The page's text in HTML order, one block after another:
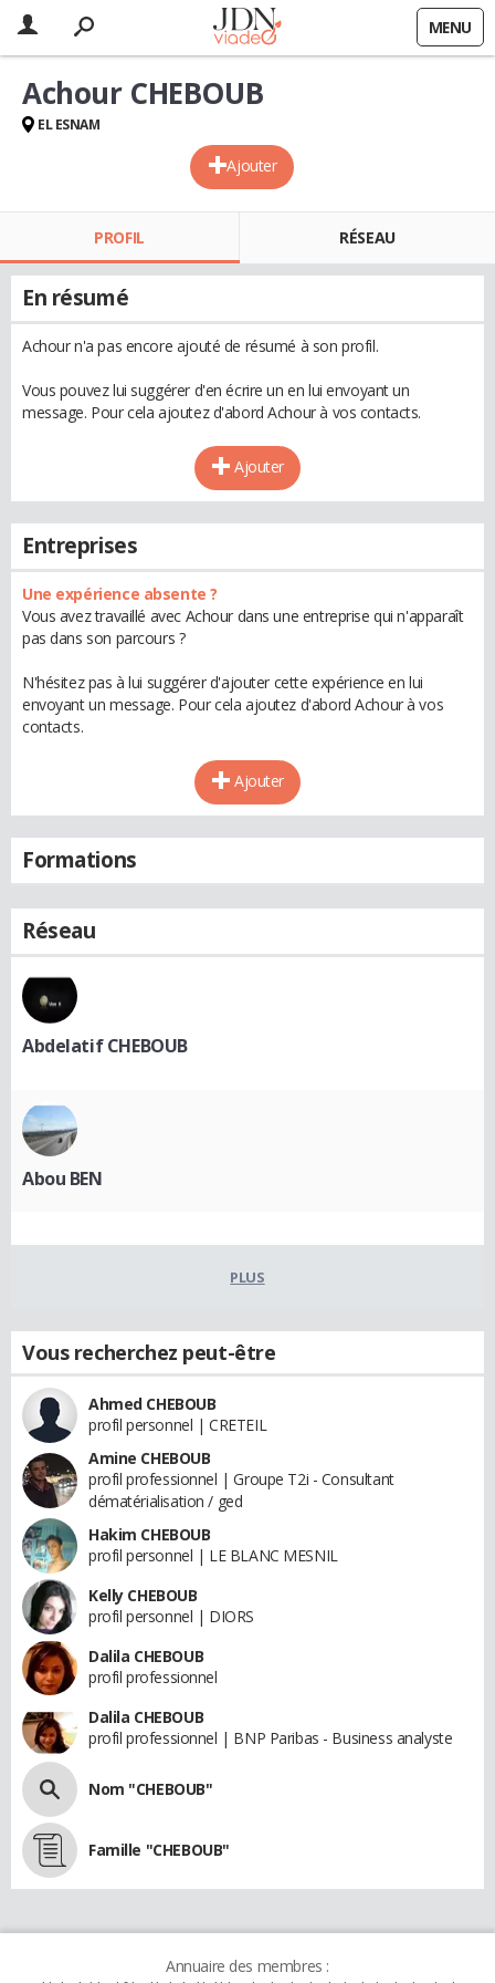
MENU
Ajouter
Achour CHEBOUB
EL ESNAM
PROFIL RÉSEAU
En résumé
Achour n'a pas encore ajouté de résumé à son profil.
Vous pouvez lui suggérer d'en écrire un en lui envoyant un
message. Pour cela ajoutez d'abord Achour à vos contacts.
Ajouter
Entreprises
Une expérience absente ?
Vous avez travaillé avec Achour dans une entreprise qui n'apparaît
pas dans son parcours ?
N'hésitez pas à lui suggérer d'ajouter cette expérience en lui
envoyant un message. Pour cela ajoutez d'abord Achour à vos
contacts.
Ajouter
Formations
Réseau
Abdelatif CHEBOUB
Abou BEN
PLUS
Vous recherchez peut-être
Ahmed CHEBOUB
profil personnel | CRETEIL
Amine CHEBOUB
profil professionnel | Groupe T2i - Consultant
dématérialisation / ged
Hakim CHEBOUB
profil personnel | LE BLANC MESNIL
Kelly CHEBOUB
profil personnel | DIORS
Dalila CHEBOUB
profil professionnel
Dalila CHEBOUB
profil professionnel | BNP Paribas - Business analyste
Nom "CHEBOUB"
Famille "CHEBOUB"
Annuaire des membres :